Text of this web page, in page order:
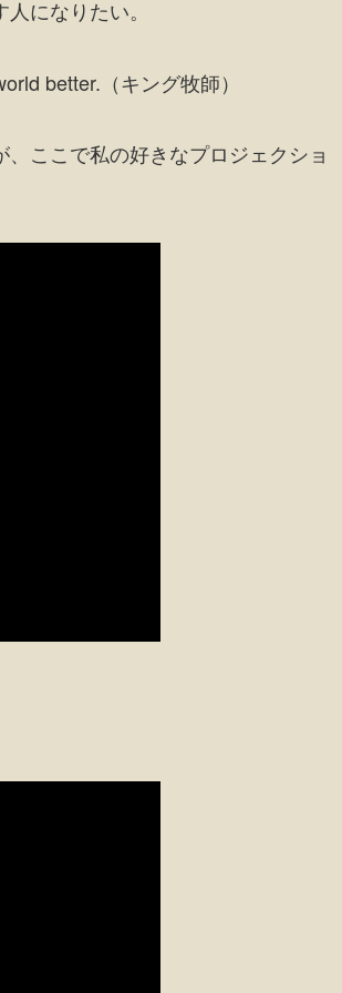
になりたい。
better.（キング牧師）
ここで私の好きなプロジェクショ